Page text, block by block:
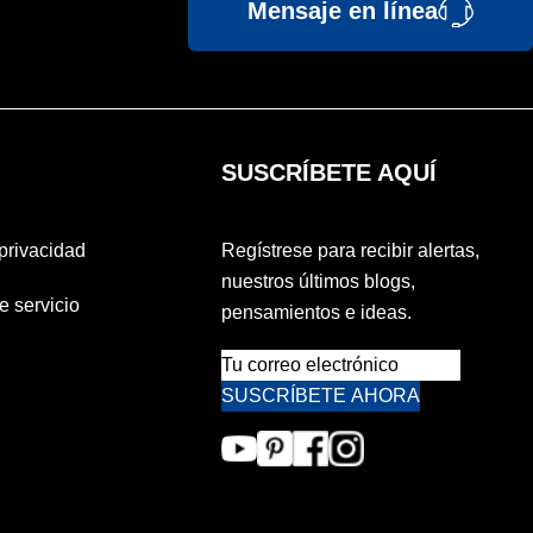
Mensaje en línea
servicio
SUSCRÍBETE AQUÍ
Regístrese para recibir alertas,
nuestros últimos blogs,
pensamientos e ideas.
SUSCRÍBETE AHORA